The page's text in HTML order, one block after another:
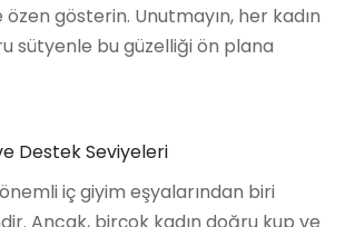
gösterin. Unutmayın, her kadın
sütyenle bu güzelliği ön plana
Destek Seviyeleri
iç giyim eşyalarından biri